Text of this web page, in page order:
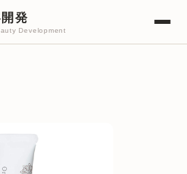
発
Development